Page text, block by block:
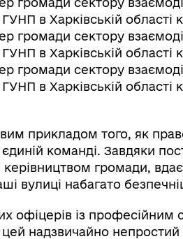
в Харківській області
громади сектору
в Харківській області
громади сектору
в Харківській області
прикладом того, як
команді. Завдяки
керівництвом громади,
вулиці набагато
офіцерів із
цей надзвичайно